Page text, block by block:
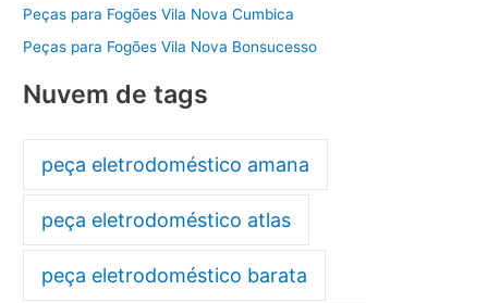
Peças para Fogões Vila Nova Cumbica
Peças para Fogões Vila Nova Bonsucesso
Nuvem de tags
peça eletrodoméstico amana
peça eletrodoméstico atlas
peça eletrodoméstico barata